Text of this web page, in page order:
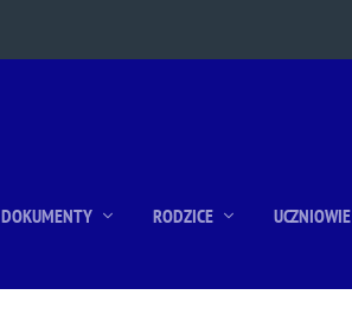
DOKUMENTY RODZICE UCZNIOWIE